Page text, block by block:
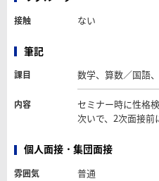
接触 ない
筆記
課目 数学、算数／国語
内容
セミナー時に性格検
次いで、2次面接前
個人面接・集団面接
雰囲気 普通